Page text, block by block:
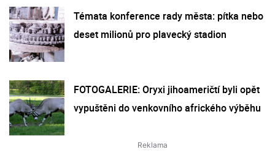
Témata konference rady města: pítka nebo
deset milionů pro plavecký stadion
FOTOGALERIE: Oryxi jihoameričtí byli opět
vypuštěni do venkovního afrického výběhu